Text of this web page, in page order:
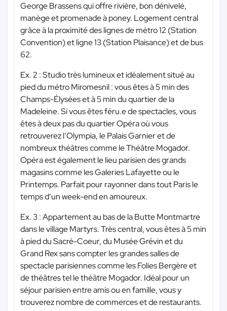
George Brassens qui offre rivière, bon dénivelé,
manège et promenade à poney. Logement central
grâce à la proximité des lignes de métro 12 (Station
Convention) et ligne 13 (Station Plaisance) et de bus
62.
Ex. 2 : Studio très lumineux et idéalement situé au
pied du métro Miromesnil : vous êtes à 5 min des
Champs-Élysées et à 5 min du quartier de la
Madeleine. Si vous êtes féru.e de spectacles, vous
êtes à deux pas du quartier Opéra où vous
retrouverez l’Olympia, le Palais Garnier et de
nombreux théâtres comme le Théâtre Mogador.
Opéra est également le lieu parisien des grands
magasins comme les Galeries Lafayette ou le
Printemps. Parfait pour rayonner dans tout Paris le
temps d’un week-end en amoureux.
Ex. 3 : Appartement au bas de la Butte Montmartre
dans le village Martyrs. Très central, vous êtes à 5 min
à pied du Sacré-Coeur, du Musée Grévin et du
Grand Rex sans compter les grandes salles de
spectacle parisiennes comme les Folies Bergère et
de théâtres tel le théâtre Mogador. Idéal pour un
séjour parisien entre amis ou en famille, vous y
trouverez nombre de commerces et de restaurants.